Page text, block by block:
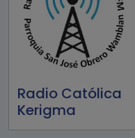
Radio Católica
Kerigma